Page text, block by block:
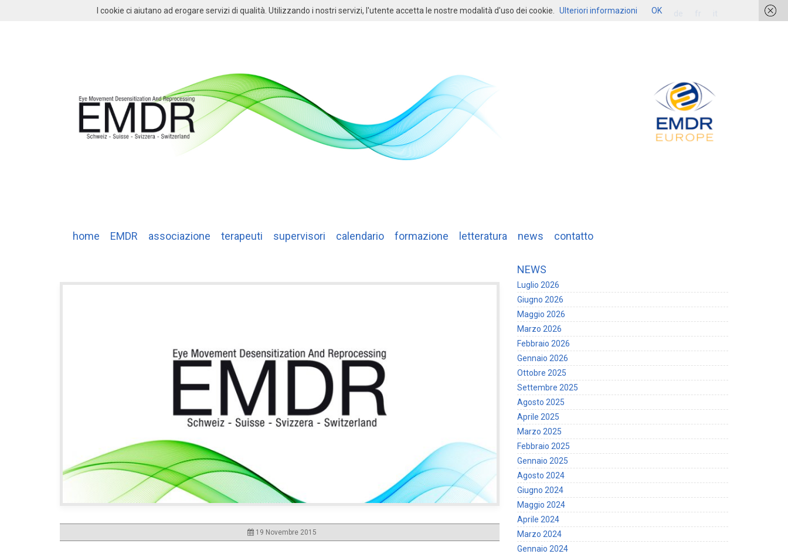
login
home EMDR associazione terapeuti supervisori calendario formazione letteratura news contatto
19 Novembre 2015
NEWS
Luglio 2026
Giugno 2026
Maggio 2026
Marzo 2026
Febbraio 2026
Gennaio 2026
Ottobre 2025
Settembre 2025
Agosto 2025
Aprile 2025
Marzo 2025
Febbraio 2025
Gennaio 2025
Agosto 2024
Giugno 2024
Maggio 2024
Aprile 2024
Marzo 2024
Gennaio 2024
I cookie ci aiutano ad erogare servizi di qualità. Utilizzando i nostri servizi, l'utente accetta le nostre modalità d'uso dei cookie. Ulteriori informazioni OK